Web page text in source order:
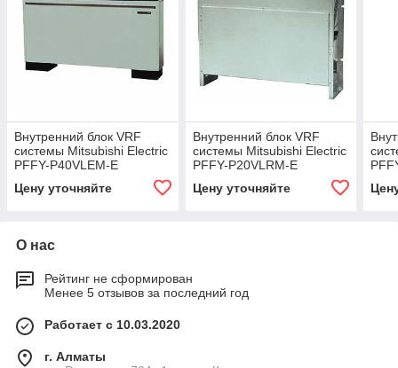
Внутренний блок VRF
системы Mitsubishi Electric
PFFY-P40VLEM-E
Цену уточняйте
Внутренний блок VRF
системы Mitsubishi Electric
PFFY-P20VLRM-E
Цену уточняйте
О нас
Рейтинг не сформирован
Менее 5 отзывов за последний год
Работает с 10.03.2020
г. Алматы